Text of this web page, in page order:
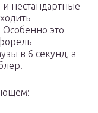
и нестандартные
это
в 6 секунд, а